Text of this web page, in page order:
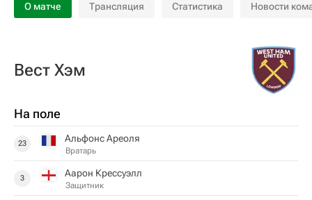
О матче Трансляция Статистика Новости
Вест Хэм
На поле
23 Альфонс Ареоля
Вратарь
3 Аарон Крессуэлл
Защитник